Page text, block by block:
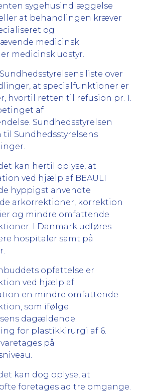
sygehusindlæggelse
at behandlingen kræver
og
medicinsk
medicinsk udstyr.
liste over
at specialfunktioner er
hvortil retten til refusion pr. 1.
af
Sundhedsstyrelsen
til Sundhedsstyrelsens
kan hertil oplyse, at
ved hjælp af BEAULI
hyppigst anvendte
arkorrektioner, korrektion
og mindre omfattende
I Danmark udføres
hospitaler samt på
opfattelse er
ved hjælp af
en mindre omfattende
som ifølge
dagældende
for plastikkirurgi af 6.
på
kan dog oplyse, at
foretages ad tre omgange.